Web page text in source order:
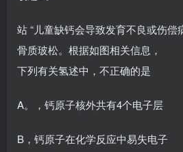
站 “儿童缺钙会导致发育不良或伤
骨质玻松。根据如图相关信息，
下列有关氢述中，不正确的是
A。，钙原子核外共有4个电子层
B，钙原子在化学反应中易失电子